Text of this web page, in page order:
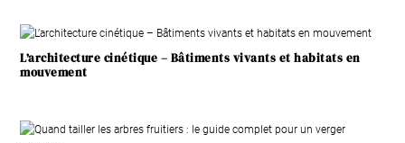
L’architecture cinétique – Bâtiments vivants et habitats en
mouvement